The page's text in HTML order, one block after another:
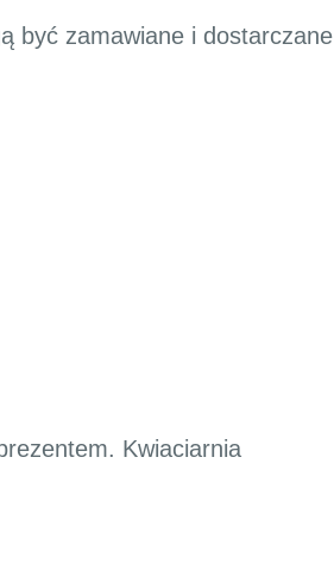
być zamawiane i dostarczane
Kwiaciarnia